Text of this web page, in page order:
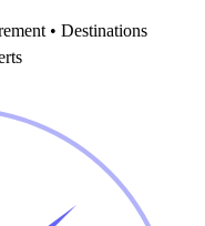
• Destinations